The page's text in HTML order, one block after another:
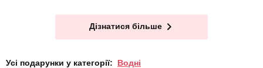
Дізнатися більше
Усі подарунки у категорії: Водні